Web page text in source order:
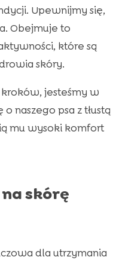
Upewnijmy się,
Obejmuje to
które są
skóry.
jesteśmy w
naszego psa z tłustą
mu wysoki komfort
skórę
dla utrzymania